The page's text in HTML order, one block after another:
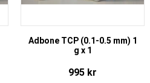
Adbone TCP (0.1-0.5 mm) 1
g x 1
995 kr